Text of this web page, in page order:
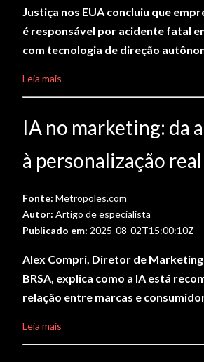
Justiça nos EUA concluiu que
é responsável por acidente fatal
com tecnologia de direção
Leia mais
IA no marketing: da
à personalização real
Fonte: Metropoles.com
Autor: Artigo de especialista
Publicado em: 2025-08-02T15:00:10Z
Alex Compri, Diretor de
BRSA, explica como a IA está
relação entre marcas e
Leia mais